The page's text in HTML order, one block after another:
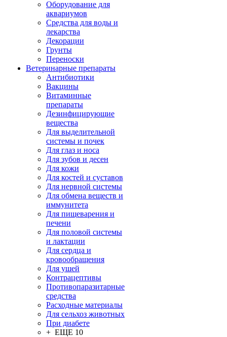
Оборудование для
аквариумов
Средства для воды и
лекарства
Декорации
Грунты
Переноски
Ветеринарные препараты
Антибиотики
Вакцины
Витаминные
препараты
Дезинфицирующие
вещества
Для выделительной
системы и почек
Для глаз и носа
Для зубов и десен
Для кожи
Для костей и суставов
Для нервной системы
Для обмена веществ и
иммунитета
Для пищеварения и
печени
Для половой системы
и лактации
Для сердца и
кровообращения
Для ушей
Контрацептивы
Противопаразитарные
средства
Расходные материалы
Для сельхоз животных
При диабете
+ ЕЩЕ 10